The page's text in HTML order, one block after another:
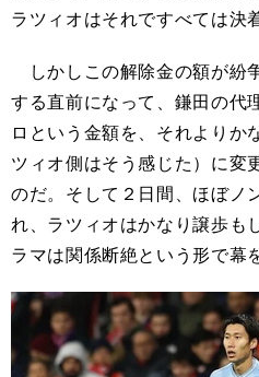
ラツィオはそれですべては決
しかしこの解除金の額が紛
する直前になって、鎌田の代
ロという金額を、それよりか
ツィオ側はそう感じた）に変
のだ。そして２日間、ほぼノ
れ、ラツィオはかなり譲歩も
ラマは関係断絶という形で幕